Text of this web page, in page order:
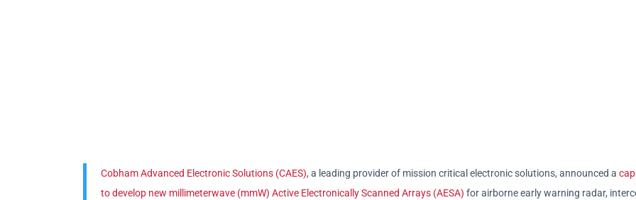
Cobham Advanced Electronic Solutions (CAES), a leading provider of mission critical electronic solutions, announced a
to develop new millimeterwave (mmW) Active Electronically Scanned Arrays (AESA) for airborne early warning radar,